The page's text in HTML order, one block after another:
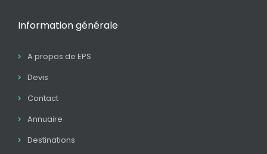
Information générale
A propos de EPS
Devis
Contact
Annuaire
Destinations